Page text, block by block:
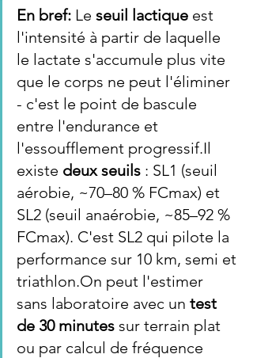
En bref: Le seuil lactique est
l'intensité à partir de laquelle
le lactate s'accumule plus vite
que le corps ne peut l'éliminer
- c'est le point de bascule
entre l'endurance et
l'essoufflement progressif.Il
existe deux seuils : SL1 (seuil
aérobie, ~70–80 % FCmax) et
SL2 (seuil anaérobie, ~85–92 %
FCmax). C'est SL2 qui pilote la
performance sur 10 km, semi et
triathlon.On peut l'estimer
sans laboratoire avec un test
de 30 minutes sur terrain plat
ou par calcul de fréquence